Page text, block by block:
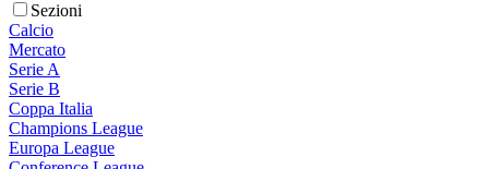
Sezioni
Calcio
Mercato
Serie A
Serie B
Coppa Italia
Champions League
Europa League